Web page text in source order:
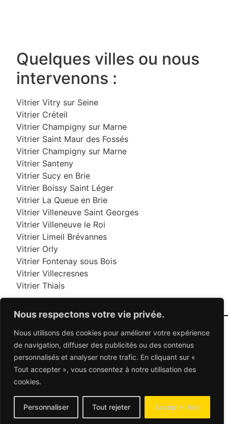
Nous respectons votre vie privée.
Nous utilisons des cookies pour améliorer votre expérience
de navigation, diffuser des publicités ou des contenus
personnalisés et analyser notre trafic. En cliquant sur «
Tout accepter », vous consentez à notre utilisation des
cookies.
Personnaliser Tout rejeter Accepter tout
Quelques villes ou nous
intervenons :
Vitrier Vitry sur Seine
Vitrier Créteil
Vitrier Champigny sur Marne
Vitrier Saint Maur des Fossés
Vitrier Champigny sur Marne
Vitrier Santeny
Vitrier Sucy en Brie
Vitrier Boissy Saint Léger
Vitrier La Queue en Brie
Vitrier Villeneuve Saint Georges
Vitrier Villeneuve le Roi
Vitrier Limeil Brévannes
Vitrier Orly
Vitrier Fontenay sous Bois
Vitrier Villecresnes
Vitrier Thiais
06 95 95 70 70
© 2026 Dépannage Vitrier - Tous droits réservés
Dépannage vitrerie en France : Des solutions
adaptées à vos besoins
Mentions Légales-Contactez-nous